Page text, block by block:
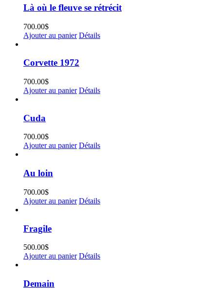
Là où le fleuve se rétrécit
700.00$
Ajouter au panier Détails
Corvette 1972
700.00$
Ajouter au panier Détails
Cuda
700.00$
Ajouter au panier Détails
Au loin
700.00$
Ajouter au panier Détails
Fragile
500.00$
Ajouter au panier Détails
Demain